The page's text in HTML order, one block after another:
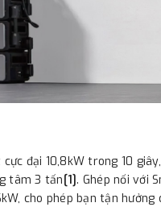
đại 10,8kW trong 10
tâm 3 tấn[1]. Ghép nối với
cho phép bạn tận hưởng